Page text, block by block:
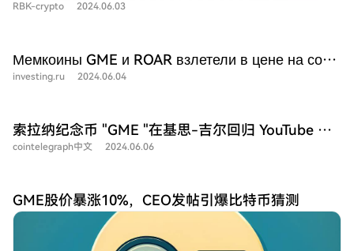
RBK-crypto 2024.06.03
Мемкоины GME и ROAR взлетели в цене на сотни процентов
investing.ru 2024.06.04
索拉纳纪念币 "GME "在基思-吉尔回归 YouTube 前暴涨 150%
cointelegraph中文 2024.06.06
GME股价暴涨10%，CEO发帖引爆比特币猜测